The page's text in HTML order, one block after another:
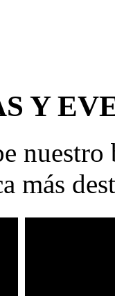
Y
nuestro
más